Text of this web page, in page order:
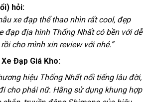
hỏi:
xe đạp thể thao nhìn rất cool, đẹp
đạp địa hình Thống Nhất có bền với dễ
cho mình xin review với nhé.”
Đạp Giá Kho:
hiệu Thống Nhất nổi tiếng lâu đời,
cho phái nữ. Hãng sử dụng khung hợp